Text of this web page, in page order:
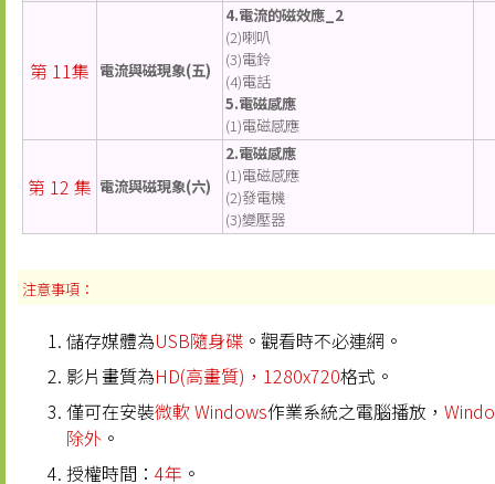
第 11集 電流與磁現象(五)
4.電流的磁效應_2
(2)喇叭
(3)電鈴
(4)電話
5.電磁感應
(1)電磁感應
第 12 集 電流與磁現象(六)
2.電磁感應
(1)電磁感應
(2)發電機
(3)變壓器
注意事項：
儲存媒體為USB隨身碟 。觀看時不必連網。
影片畫質為HD(高畫質)，1280x720格式。
僅可在安裝微軟 Windows作業系統之電腦播放，
除外 。
授權時間： 4年 。